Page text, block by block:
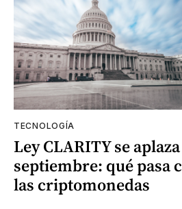
TECNOLOGÍA
Ley CLARITY se
septiembre: qué pasa
las criptomonedas